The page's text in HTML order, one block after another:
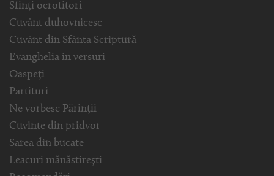
Sfinți ocrotitori
Cuvânt duhovnicesc
Cuvânt din Sfânta Scriptură
Evanghelia in versuri
Oaspeți
Partituri
Ne vorbesc Părinții
Cuvinte din pridvor
Sarea din bucate
Leacuri mănăstirești